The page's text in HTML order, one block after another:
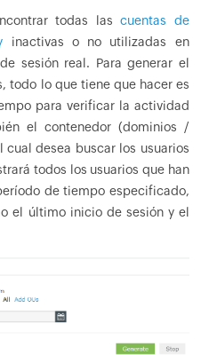
todas lascuentas de
inactivas o no utilizadas en
sesión real. Para generar el
todo lo que tiene que hacer es
para verificar la actividad
el contenedor (dominios /
cual desea buscar los usuarios
todos los usuarios que han
de tiempo especificado,
el último inicio de sesión y el